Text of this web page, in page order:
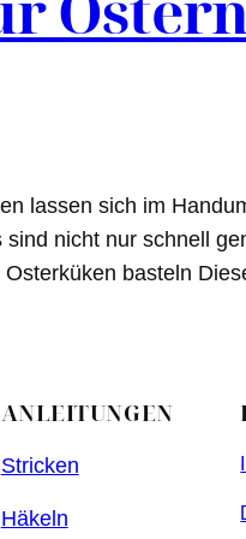
lassen sich im
nicht nur schnell
Osterküken basteln
ANLEITUNGEN
Stricken
Häkeln